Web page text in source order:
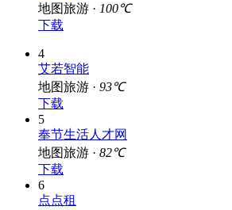
地图旅游 · 100℃
下载
4
艾若智能
地图旅游 · 93℃
下载
5
奉节生活人才网
地图旅游 · 82℃
下载
6
点点租